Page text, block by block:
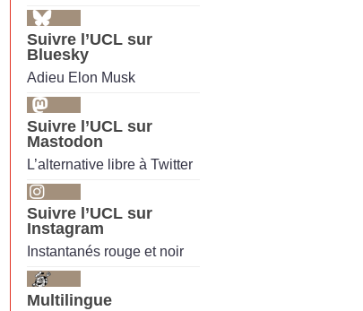
Suivre l’UCL sur
Bluesky
Adieu Elon Musk
Suivre l’UCL sur
Mastodon
L’alternative libre à Twitter
Suivre l’UCL sur
Instagram
Instantanés rouge et noir
Multilingue